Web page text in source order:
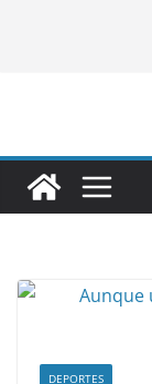
DEPORTES